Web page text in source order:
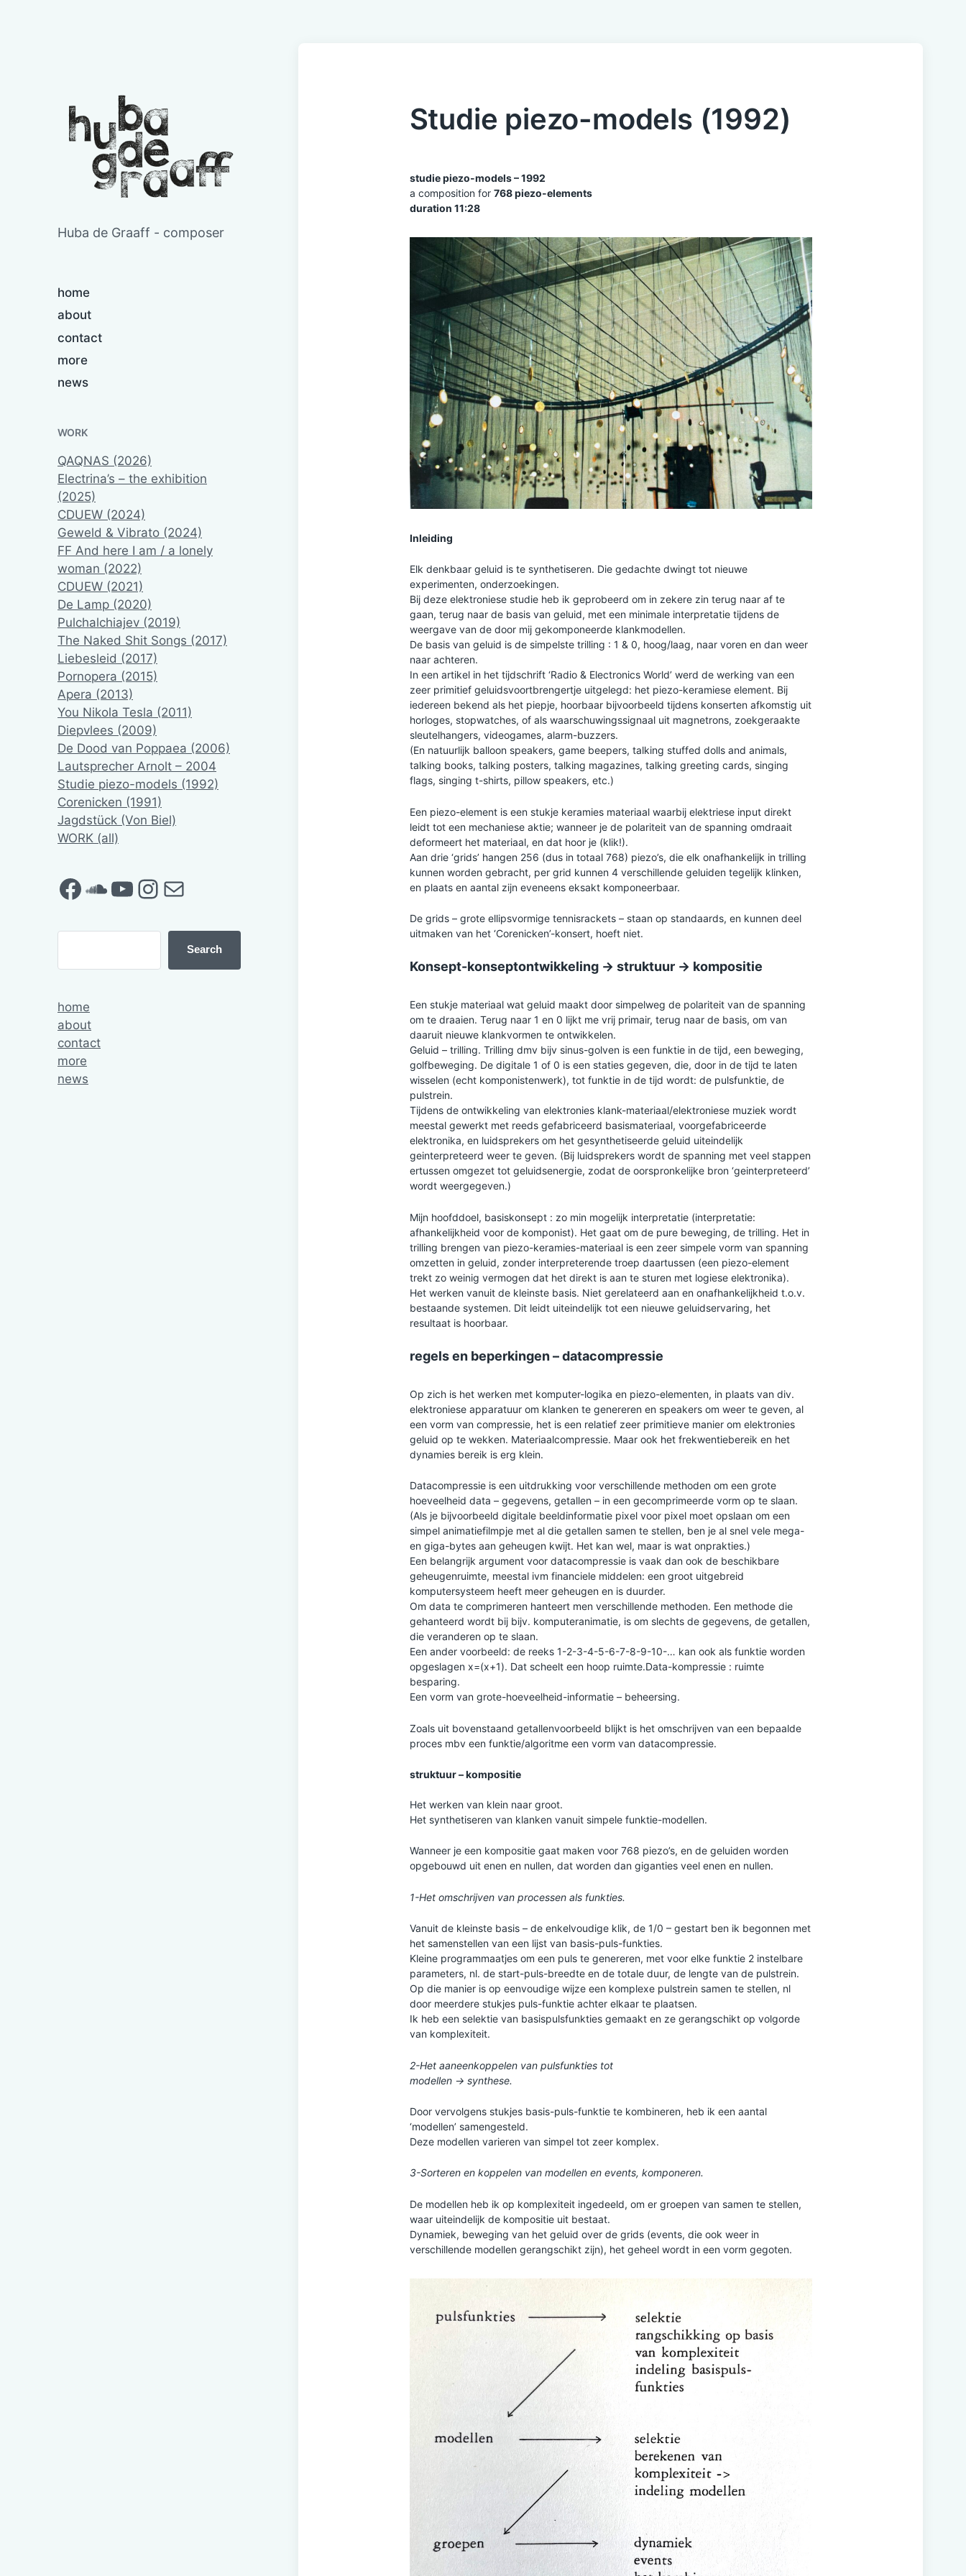
Huba de Graaff - composer
home
about
contact
more
news
WORK
QAQNAS (2026)
Electrina’s – the exhibition
(2025)
CDUEW (2024)
Geweld & Vibrato (2024)
FF And here I am / a lonely
woman (2022)
CDUEW (2021)
De Lamp (2020)
Pulchalchiajev (2019)
The Naked Shit Songs (2017)
Liebesleid (2017)
Pornopera (2015)
Apera (2013)
You Nikola Tesla (2011)
Diepvlees (2009)
De Dood van Poppaea (2006)
Lautsprecher Arnolt – 2004
Studie piezo-models (1992)
Corenicken (1991)
Jagdstück (Von Biel)
WORK (all)
Facebook SoundCloud YouTube Instagram Mail
Search
home
about
contact
more
news
Studie piezo-models (1992)
studie piezo-models – 1992
a composition for 768 piezo-elements
duration 11:28
Inleiding
Elk denkbaar geluid is te synthetiseren. Die gedachte dwingt tot nieuwe
experimenten, onderzoekingen.
Bij deze elektroniese studie heb ik geprobeerd om in zekere zin terug naar af te
gaan, terug naar de basis van geluid, met een minimale interpretatie tijdens de
weergave van de door mij gekomponeerde klankmodellen.
De basis van geluid is de simpelste trilling : 1 & 0, hoog/laag, naar voren en dan weer
naar achteren.
In een artikel in het tijdschrift ‘Radio & Electronics World’ werd de werking van een
zeer primitief geluidsvoortbrengertje uitgelegd: het piezo-keramiese element. Bij
iedereen bekend als het piepje, hoorbaar bijvoorbeeld tijdens konserten afkomstig uit
horloges, stopwatches, of als waarschuwingssignaal uit magnetrons, zoekgeraakte
sleutelhangers, videogames, alarm-buzzers.
(En natuurlijk balloon speakers, game beepers, talking stuffed dolls and animals,
talking books, talking posters, talking magazines, talking greeting cards, singing
flags, singing t-shirts, pillow speakers, etc.)
Een piezo-element is een stukje keramies materiaal waarbij elektriese input direkt
leidt tot een mechaniese aktie; wanneer je de polariteit van de spanning omdraait
deformeert het materiaal, en dat hoor je (klik!).
Aan drie ‘grids’ hangen 256 (dus in totaal 768) piezo’s, die elk onafhankelijk in trilling
kunnen worden gebracht, per grid kunnen 4 verschillende geluiden tegelijk klinken,
en plaats en aantal zijn eveneens eksakt komponeerbaar.
De grids – grote ellipsvormige tennisrackets – staan op standaards, en kunnen deel
uitmaken van het ‘Corenicken’-konsert, hoeft niet.
Konsept-konseptontwikkeling -> struktuur -> kompositie
Een stukje materiaal wat geluid maakt door simpelweg de polariteit van de spanning
om te draaien. Terug naar 1 en 0 lijkt me vrij primair, terug naar de basis, om van
daaruit nieuwe klankvormen te ontwikkelen.
Geluid – trilling. Trilling dmv bijv sinus-golven is een funktie in de tijd, een beweging,
golfbeweging. De digitale 1 of 0 is een staties gegeven, die, door in de tijd te laten
wisselen (echt komponistenwerk), tot funktie in de tijd wordt: de pulsfunktie, de
pulstrein.
Tijdens de ontwikkeling van elektronies klank-materiaal/elektroniese muziek wordt
meestal gewerkt met reeds gefabriceerd basismateriaal, voorgefabriceerde
elektronika, en luidsprekers om het gesynthetiseerde geluid uiteindelijk
geinterpreteerd weer te geven. (Bij luidsprekers wordt de spanning met veel stappen
ertussen omgezet tot geluidsenergie, zodat de oorspronkelijke bron ‘geinterpreteerd’
wordt weergegeven.)
Mijn hoofddoel, basiskonsept : zo min mogelijk interpretatie (interpretatie:
afhankelijkheid voor de komponist). Het gaat om de pure beweging, de trilling. Het in
trilling brengen van piezo-keramies-materiaal is een zeer simpele vorm van spanning
omzetten in geluid, zonder interpreterende troep daartussen (een piezo-element
trekt zo weinig vermogen dat het direkt is aan te sturen met logiese elektronika).
Het werken vanuit de kleinste basis. Niet gerelateerd aan en onafhankelijkheid t.o.v.
bestaande systemen. Dit leidt uiteindelijk tot een nieuwe geluidservaring, het
resultaat is hoorbaar.
regels en beperkingen – datacompressie
Op zich is het werken met komputer-logika en piezo-elementen, in plaats van div.
elektroniese apparatuur om klanken te genereren en speakers om weer te geven, al
een vorm van compressie, het is een relatief zeer primitieve manier om elektronies
geluid op te wekken. Materiaalcompressie. Maar ook het frekwentiebereik en het
dynamies bereik is erg klein.
Datacompressie is een uitdrukking voor verschillende methoden om een grote
hoeveelheid data – gegevens, getallen – in een gecomprimeerde vorm op te slaan.
(Als je bijvoorbeeld digitale beeldinformatie pixel voor pixel moet opslaan om een
simpel animatiefilmpje met al die getallen samen te stellen, ben je al snel vele mega-
en giga-bytes aan geheugen kwijt. Het kan wel, maar is wat onprakties.)
Een belangrijk argument voor datacompressie is vaak dan ook de beschikbare
geheugenruimte, meestal ivm financiele middelen: een groot uitgebreid
komputersysteem heeft meer geheugen en is duurder.
Om data te comprimeren hanteert men verschillende methoden. Een methode die
gehanteerd wordt bij bijv. komputeranimatie, is om slechts de gegevens, de getallen,
die veranderen op te slaan.
Een ander voorbeeld: de reeks 1-2-3-4-5-6-7-8-9-10-… kan ook als funktie worden
opgeslagen x=(x+1). Dat scheelt een hoop ruimte.Data-kompressie : ruimte
besparing.
Een vorm van grote-hoeveelheid-informatie – beheersing.
Zoals uit bovenstaand getallenvoorbeeld blijkt is het omschrijven van een bepaalde
proces mbv een funktie/algoritme een vorm van datacompressie.
struktuur – kompositie
Het werken van klein naar groot.
Het synthetiseren van klanken vanuit simpele funktie-modellen.
Wanneer je een kompositie gaat maken voor 768 piezo’s, en de geluiden worden
opgebouwd uit enen en nullen, dat worden dan giganties veel enen en nullen.
1-Het omschrijven van processen als funkties.
Vanuit de kleinste basis – de enkelvoudige klik, de 1/0 – gestart ben ik begonnen met
het samenstellen van een lijst van basis-puls-funkties.
Kleine programmaatjes om een puls te genereren, met voor elke funktie 2 instelbare
parameters, nl. de start-puls-breedte en de totale duur, de lengte van de pulstrein.
Op die manier is op eenvoudige wijze een komplexe pulstrein samen te stellen, nl
door meerdere stukjes puls-funktie achter elkaar te plaatsen.
Ik heb een selektie van basispulsfunkties gemaakt en ze gerangschikt op volgorde
van komplexiteit.
2-Het aaneenkoppelen van pulsfunkties tot
modellen -> synthese.
Door vervolgens stukjes basis-puls-funktie te kombineren, heb ik een aantal
‘modellen’ samengesteld.
Deze modellen varieren van simpel tot zeer komplex.
3-Sorteren en koppelen van modellen en events, komponeren.
De modellen heb ik op komplexiteit ingedeeld, om er groepen van samen te stellen,
waar uiteindelijk de kompositie uit bestaat.
Dynamiek, beweging van het geluid over de grids (events, die ook weer in
verschillende modellen gerangschikt zijn), het geheel wordt in een vorm gegoten.